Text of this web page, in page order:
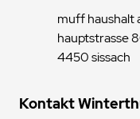
muff haushalt
hauptstrasse
4450 sissach
Kontakt